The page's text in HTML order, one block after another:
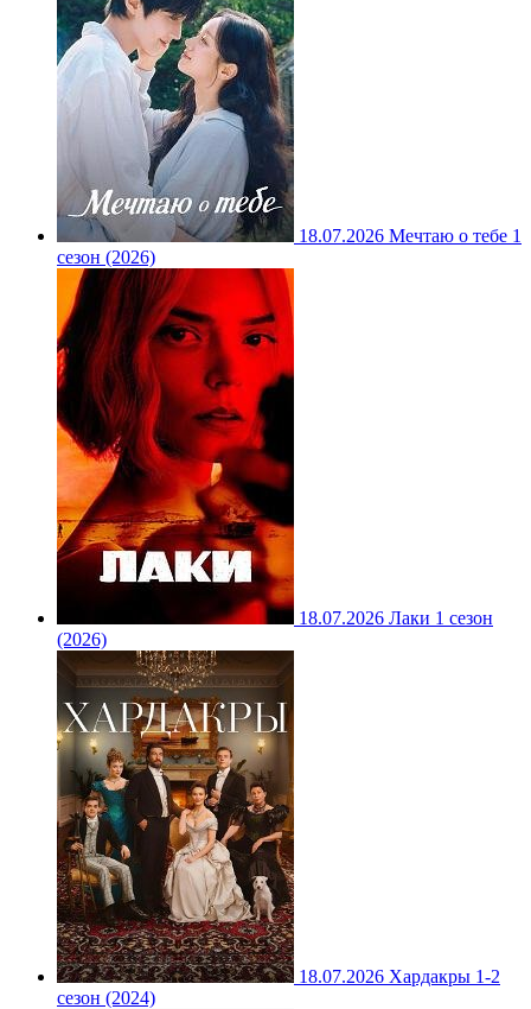
18.07.2026 Мечтаю о тебе 1
сезон (2026)
18.07.2026 Лаки 1 сезон
(2026)
18.07.2026 Хардакры 1-2
сезон (2024)